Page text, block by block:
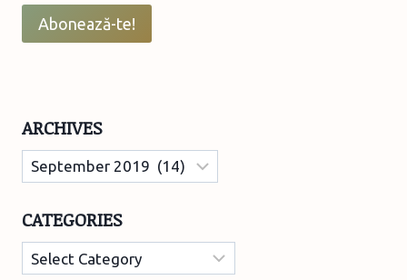
email
Abonează-te!
ARCHIVES
Archives
CATEGORIES
Categories